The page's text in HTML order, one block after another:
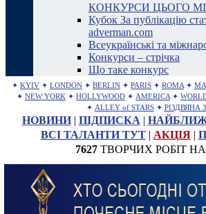
КОНКУРСИ ЦЬОГО
Кубок За публікацію
adverman.com
Всеукраїнські та
Конкурси – стрічка
Що таке конкурс
✦ KYIV ✦ LONDON ✦ BERLIN ✦ PARIS ✦ ROMA ✦
✦ NEW YORK ✦ HOLLYWOOD ✦ AMERICA ✦
✦ ALLEY of STARS ✦ РІЗДВЯНА
НОВИНИ| ПІДПИСКА |
ВСІ ТАЛАНТИ ТУТ| АКЦІЯ|
7627ТВОРЧИХ РОБІТ НА